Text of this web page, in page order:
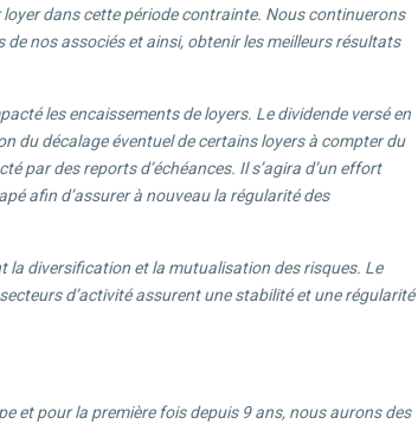
dans cette période contrainte. Nous continuerons
nos associés et ainsi, obtenir les meilleurs résultats
les encaissements de loyers. Le dividende versé en
du décalage éventuel de certains loyers à compter du
par des reports d’échéances. Il s’agira d’un effort
afin d’assurer à nouveau la régularité des
la diversification et la mutualisation des risques. Le
d’activité assurent une stabilité et une régularité
et pour la première fois depuis 9 ans, nous aurons des